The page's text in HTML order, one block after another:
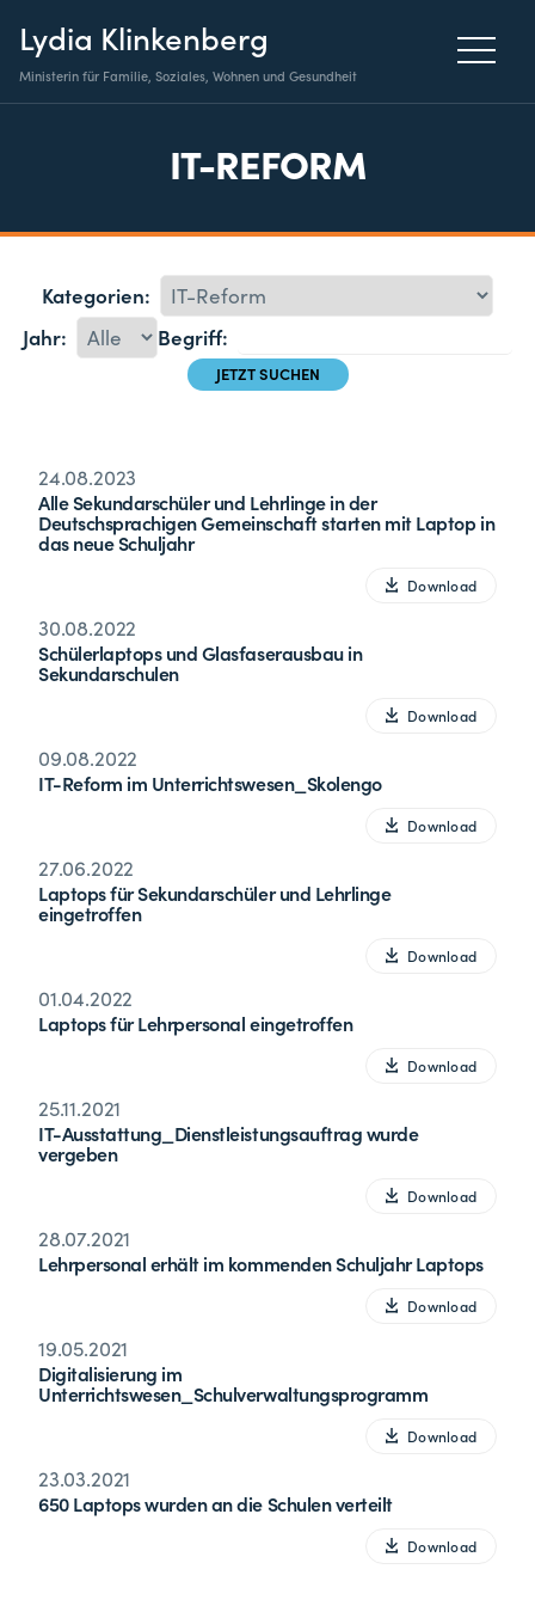
Lydia Klinkenberg
Ministerin für Familie, Soziales, Wohnen und Gesundheit
IT-REFORM
Kategorien:
Jahr:
Begriff:
24.08.2023
Alle Sekundarschüler und Lehrlinge in der
Deutschsprachigen Gemeinschaft starten mit Laptop in
das neue Schuljahr
Download
30.08.2022
Schülerlaptops und Glasfaserausbau in
Sekundarschulen
Download
09.08.2022
IT-Reform im Unterrichtswesen_Skolengo
Download
27.06.2022
Laptops für Sekundarschüler und Lehrlinge
eingetroffen
Download
01.04.2022
Laptops für Lehrpersonal eingetroffen
Download
25.11.2021
IT-Ausstattung_Dienstleistungsauftrag wurde
vergeben
Download
28.07.2021
Lehrpersonal erhält im kommenden Schuljahr Laptops
Download
19.05.2021
Digitalisierung im
Unterrichtswesen_Schulverwaltungsprogramm
Download
23.03.2021
650 Laptops wurden an die Schulen verteilt
Download